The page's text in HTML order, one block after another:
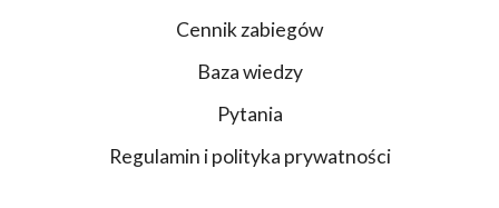
Cennik zabiegów
Baza wiedzy
Pytania
Regulamin i polityka prywatności